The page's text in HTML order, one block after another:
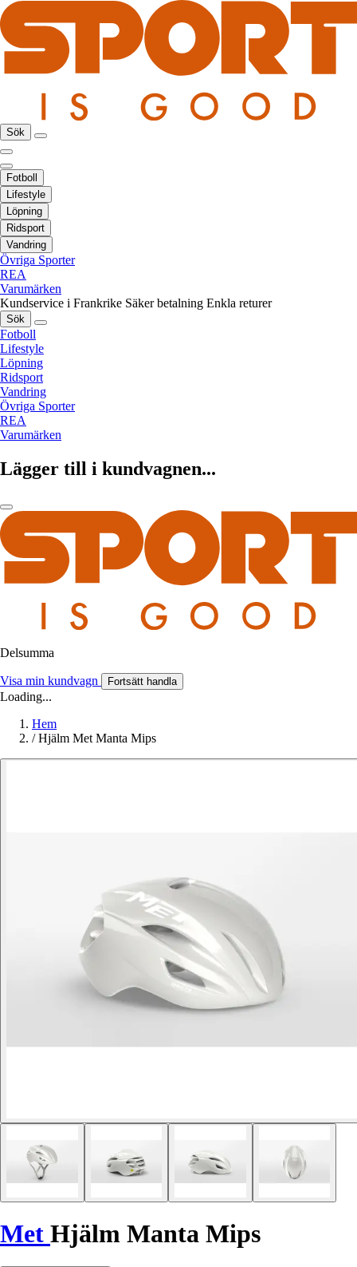
Sök
Fotboll
Lifestyle
Löpning
Ridsport
Vandring
Övriga Sporter
REA
Varumärken
Kundservice i Frankrike Säker betalning Enkla returer
Sök
Fotboll
Lifestyle
Löpning
Ridsport
Vandring
Övriga Sporter
REA
Varumärken
Lägger till i kundvagnen...
Delsumma
Visa min kundvagn Fortsätt handla
Loading...
Hem
/ Hjälm Met Manta Mips
Met Hjälm Manta Mips